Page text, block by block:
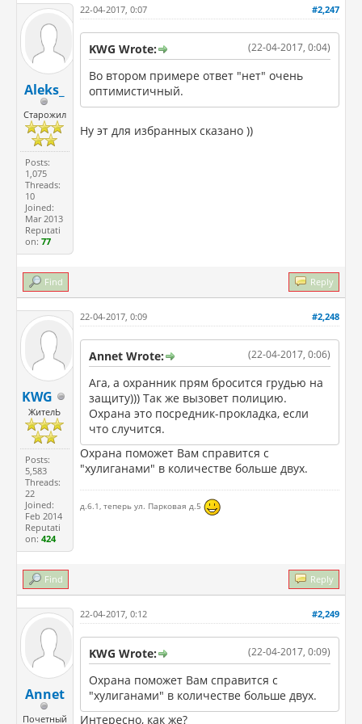
Aleks_
Старожил
Posts:
1,075
Threads:
10
Joined:
Mar 2013
Reputati
on:77
#2,247
22-04-2017, 0:07
(22-04-2017, 0:04)
KWG Wrote:
Во втором примере ответ "нет" очень
оптимистичный.
Ну эт для избранных сказано ))
Find Reply
KWG
ЖителЬ
Posts:
5,583
Threads:
22
Joined:
Feb 2014
Reputati
on:424
#2,248
22-04-2017, 0:09
(22-04-2017, 0:06)
Annet Wrote:
Ага, а охранник прям бросится грудью на
защиту))) Так же вызовет полицию.
Охрана это посредник-прокладка, если
что случится.
Охрана поможет Вам справится с
"хулиганами" в количестве больше двух.
д.6.1, теперь ул. Парковая д.5
Find Reply
Annet
Почетный
#2,249
22-04-2017, 0:12
(22-04-2017, 0:09)
KWG Wrote:
Охрана поможет Вам справится с
"хулиганами" в количестве больше двух.
Интересно, как же?